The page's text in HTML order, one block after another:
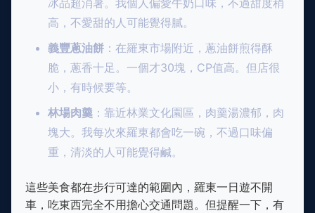
冰品超消暑。我個人偏愛牛奶口味，不過甜度稍
高，不愛甜的人可能覺得膩。
義豐蔥油餅 ：在羅東市場附近，蔥油餅煎得酥
脆，蔥香十足。一個才30塊，CP值高。但店很
小，有時候要等。
林場肉羹 ：靠近林業文化園區，肉羹湯濃郁，肉
塊大。我每次來羅東都會吃一碗，不過口味偏
重，清淡的人可能覺得鹹。
這些美食都在步行可達的範圍內，羅東一日遊不開
車，吃東西完全不用擔心交通問題。但提醒一下，有